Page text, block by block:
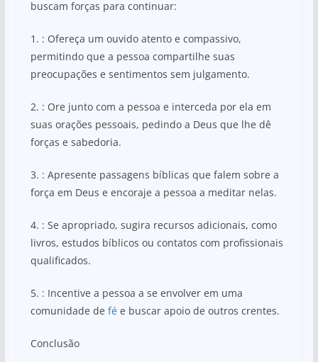
buscam forças para continuar:
1. : Ofereça um ouvido atento e compassivo,
permitindo que a pessoa compartilhe suas
preocupações e sentimentos sem julgamento.
2. : Ore junto com a pessoa e interceda por ela em
suas orações pessoais, pedindo a Deus que lhe dê
forças e sabedoria.
3. : Apresente passagens bíblicas que falem sobre a
força em Deus e encoraje a pessoa a meditar nelas.
4. : Se apropriado, sugira recursos adicionais, como
livros, estudos bíblicos ou contatos com profissionais
qualificados.
5. : Incentive a pessoa a se envolver em uma
comunidade de fée buscar apoio de outros crentes.
Conclusão